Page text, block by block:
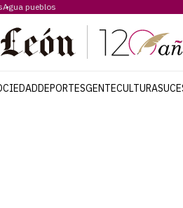
Agua pueblos
DEPORTESGENTECULTURA